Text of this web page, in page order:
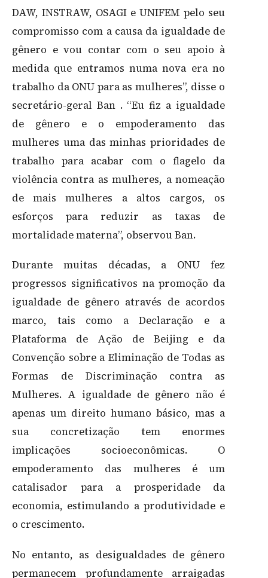
DAW, INSTRAW, OSAGI e UNIFEM pelo seu
compromisso com a causa da igualdade de
gênero e vou contar com o seu apoio à
medida que entramos numa nova era no
trabalho da ONU para as mulheres”, disse o
secretário-geral Ban . “Eu fiz a igualdade
de gênero e o empoderamento das
mulheres uma das minhas prioridades de
trabalho para acabar com o flagelo da
violência contra as mulheres, a nomeação
de mais mulheres a altos cargos, os
esforços para reduzir as taxas de
mortalidade materna”, observou Ban.
Durante muitas décadas, a ONU fez
progressos significativos na promoção da
igualdade de gênero através de acordos
marco, tais como a Declaração e a
Plataforma de Ação de Beijing e da
Convenção sobre a Eliminação de Todas as
Formas de Discriminação contra as
Mulheres. A igualdade de gênero não é
apenas um direito humano básico, mas a
sua concretização tem enormes
implicações socioeconômicas. O
empoderamento das mulheres é um
catalisador para a prosperidade da
economia, estimulando a produtividade e
o crescimento.
No entanto, as desigualdades de gênero
permanecem profundamente arraigadas